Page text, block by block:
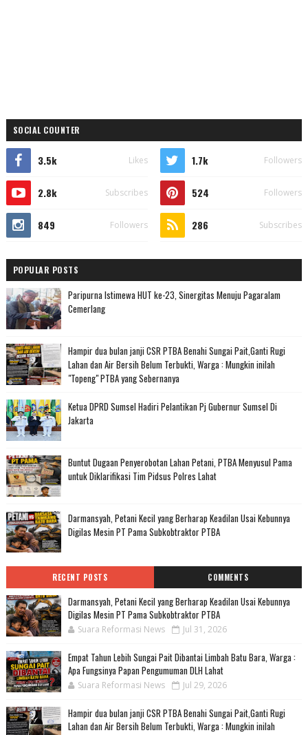
SOCIAL COUNTER
3.5k Likes 1.7k Followers
2.8k Subscribes 524 Followers
849 Followers 286 Subscribes
POPULAR POSTS
Paripurna Istimewa HUT ke-23, Sinergitas Menuju Pagaralam
Cemerlang
Hampir dua bulan janji CSR PTBA Benahi Sungai Pait,Ganti Rugi
Lahan dan Air Bersih Belum Terbukti, Warga : Mungkin inilah
"Topeng" PTBA yang Sebernanya
Ketua DPRD Sumsel Hadiri Pelantikan Pj Gubernur Sumsel Di
Jakarta
Buntut Dugaan Penyerobotan Lahan Petani, PTBA Menyusul Pama
untuk Diklarifikasi Tim Pidsus Polres Lahat
Darmansyah, Petani Kecil yang Berharap Keadilan Usai Kebunnya
Digilas Mesin PT Pama Subkobtraktor PTBA
RECENT POSTS COMMENTS
Darmansyah, Petani Kecil yang Berharap Keadilan Usai Kebunnya
Digilas Mesin PT Pama Subkobtraktor PTBA
Suara Reformasi News Jul 31, 2026
Empat Tahun Lebih Sungai Pait Dibantai Limbah Batu Bara, Warga :
Apa Fungsinya Papan Pengumuman DLH Lahat
Suara Reformasi News Jul 29, 2026
Hampir dua bulan janji CSR PTBA Benahi Sungai Pait,Ganti Rugi
Lahan dan Air Bersih Belum Terbukti, Warga : Mungkin inilah